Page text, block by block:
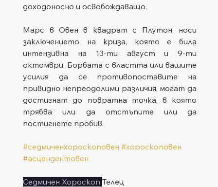
доходоносно и освобождаващо.
Марс в Овен в квадрат с Плутон, носи
заключението на криза, която е била
интензивна на 13-ти август и 9-ти
октомври. Борбата с властта или вашите
усилия да се противопоставите на
привидно непреодолими различия, могат да
достигнат до повратна точка, в която
трябва или да отстъпите или да
постигнете пробив.
#седмиченхороскоповен #хороскоповен
#асцендентовен
Седмичен Хороскоп Телец